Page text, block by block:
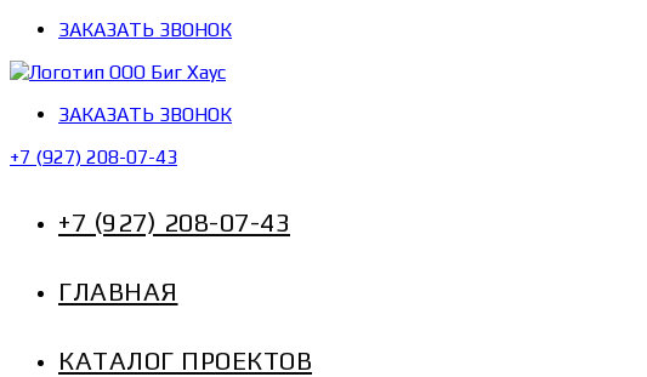
ЗАКАЗАТЬ ЗВОНОК
ЗАКАЗАТЬ ЗВОНОК
+7 (927) 208-07-43
+7 (927) 208-07-43
ГЛАВНАЯ
КАТАЛОГ ПРОЕКТОВ